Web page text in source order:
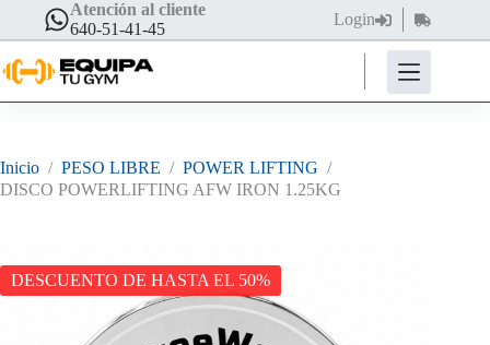
contenido
Atención al cliente
640-51-41-45
Login
Carro
de
compra
Inicio / PESO LIBRE / POWER LIFTING /
DISCO POWERLIFTING AFW IRON 1.25KG
DESCUENTO DE HASTA EL 50%